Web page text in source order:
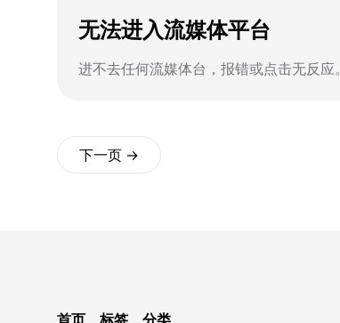
无法进入流媒体平台
进不去任何流媒体台，报错或点击无反应。
下一页 →
首页 标签 分类